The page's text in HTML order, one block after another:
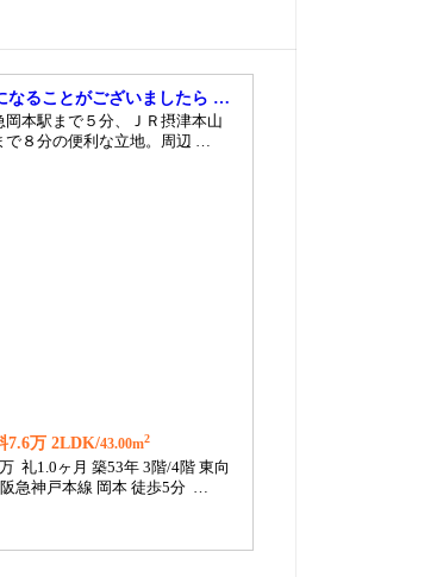
なることがございましたら …
岡本駅まで５分、ＪＲ摂津本山
で８分の便利な立地。周辺 …
7.6万 2LDK/43.00m2
礼1.0ヶ月 築53年 3階/4階 東向
急神戸本線 岡本 徒歩5分 …